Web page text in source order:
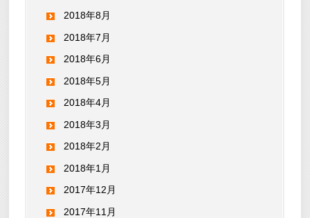
2018年8月
2018年7月
2018年6月
2018年5月
2018年4月
2018年3月
2018年2月
2018年1月
2017年12月
2017年11月